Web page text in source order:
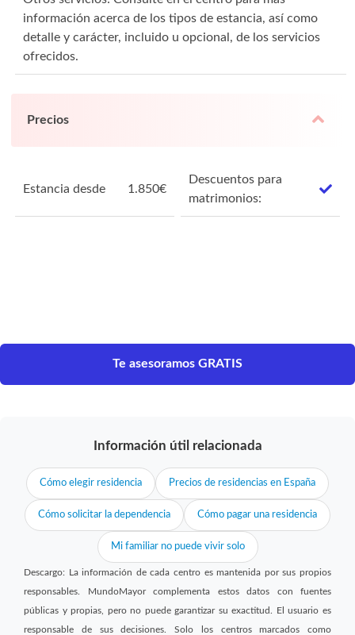
información acerca de los tipos de estancia, así como
detalle y carácter, incluido u opcional, de los servicios
ofrecidos.
Precios
Estancia desde 1.850€
Descuentos para
matrimonios:
Te asesoramos GRATIS
Información útil relacionada
Cómo elegir residencia Precios de residencias en España
Cómo solicitar la dependencia Cómo pagar una residencia
Mi familiar no puede vivir solo
Descargo: La información de cada centro es mantenida por sus propios
responsables. MundoMayor complementa estos datos con fuentes
públicas y propias, pero no puede garantizar su exactitud. El usuario es
responsable de sus decisiones. Solo los centros marcados como